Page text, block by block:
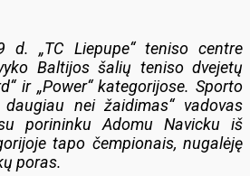
„TC Liepupe“ teniso centre
Baltijos šalių teniso dvejetų
ir „Power“ kategorijose. Sporto
nei žaidimas“ vadovas
porininku Adomu Navicku iš
tapo čempionais, nugalėję
poras.